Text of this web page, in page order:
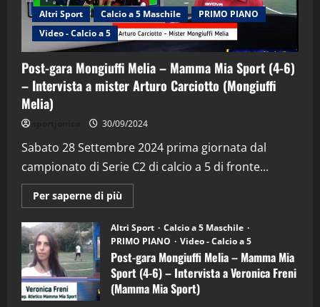
Altri Sport Calcio a 5 Maschile
PRIMO PIANO
Video - Calcio a 5
Post-gara Mongiuffi Melia – Mamma Mia Sport (4-6)
– Intervista a mister Arturo Carciotto (Mongiuffi
Melia)
30/09/2024
Sabato 28 Settembre 2024 prima giornata dal
campionato di Serie C2 di calcio a 5 di fronte...
Per saperne di più
informazioni
Post-
gara
Mongiuffi
Melia
–
Mamma
Mia
Sport
Altri Sport
Calcio a 5 Maschile
PRIMO PIANO
Video - Calcio a 5
Post-gara Mongiuffi Melia – Mamma Mia
Sport (4-6) – Intervista a Veronica Freni
(Mamma Mia Sport)
2
“SportEmpire” in Podcast: 29^ Puntata
(Martedi 28 Aprile 2026)
28/04/2026
3
"SportEmpire" in Podcast
“SportEmpire” in Podcast: 28^ Puntata
(Martedi 21 Aprile 2026)
21/04/2026